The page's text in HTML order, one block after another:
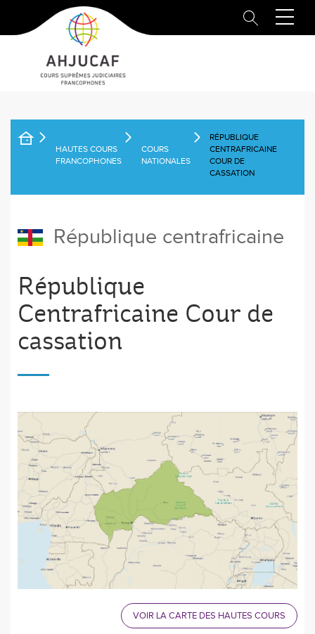
principal
HAUTES COURS
FRANCOPHONES
COURS
NATIONALES
RÉPUBLIQUE
CENTRAFRICAINE
COUR DE
CASSATION
République centrafricaine
République
Centrafricaine Cour de
cassation
VOIR LA CARTE DES HAUTES COURS